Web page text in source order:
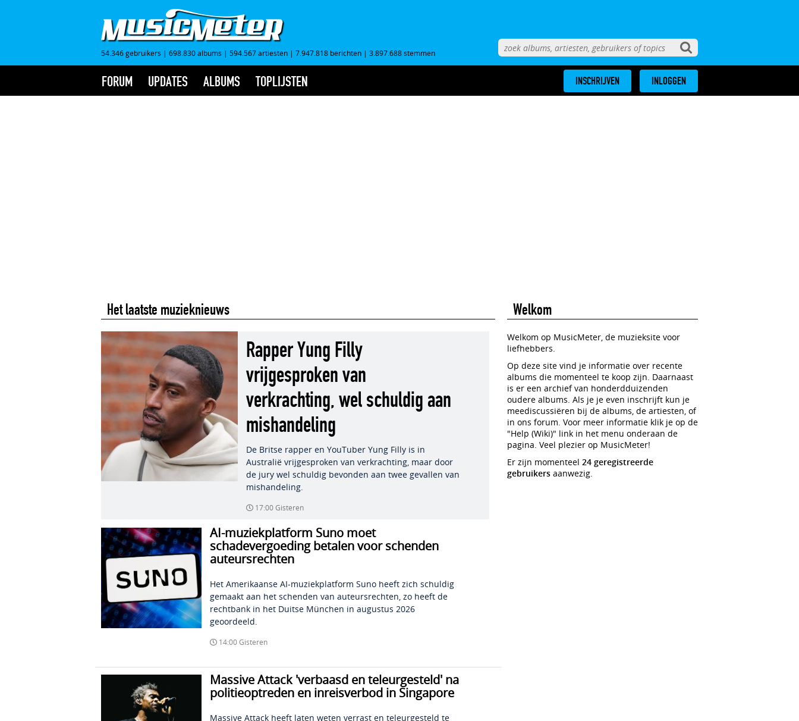
54.346 gebruikers | 698.830 albums | 594.567 artiesten | 7.947.818 berichten | 3.897.688 stemmen
FORUM UPDATES ALBUMS TOPLIJSTEN INSCHRIJVEN INLOGGEN
Het laatste muzieknieuws
Rapper Yung Filly
vrijgesproken van
verkrachting, wel schuldig aan
mishandeling
De Britse rapper en YouTuber Yung Filly is in
Australië vrijgesproken van verkrachting, maar door
de jury wel schuldig bevonden aan twee gevallen van
mishandeling.
17:00 Gisteren
AI-muziekplatform Suno moet
schadevergoeding betalen voor schenden
auteursrechten
Het Amerikaanse AI-muziekplatform Suno heeft zich schuldig
gemaakt aan het schenden van auteursrechten, zo heeft de
rechtbank in het Duitse München in augustus 2026
geoordeeld.
14:00 Gisteren
Massive Attack 'verbaasd en teleurgesteld' na
politieoptreden en inreisverbod in Singapore
Massive Attack heeft laten weten verrast en teleurgesteld te
Welkom
Welkom op MusicMeter, de muzieksite voor
liefhebbers.
Op deze site vind je informatie over recente
albums die momenteel te koop zijn. Daarnaast
is er een archief van honderdduizenden
oudere albums. Als je je even inschrijft kun je
meediscussiëren bij de albums, de artiesten, of
in ons forum. Voor meer informatie klik je op de
"Help (Wiki)" link in het menu onderaan de
pagina. Veel plezier op MusicMeter!
Er zijn momenteel 24 geregistreerde
gebruikersaanwezig.